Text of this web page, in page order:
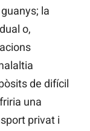
la
o,
de difícil
una
privat i